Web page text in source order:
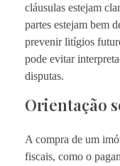
cláusulas estejam
partes estejam bem
prevenir litígios
pode evitar
disputas.
Orientação
A compra de um
fiscais, como o